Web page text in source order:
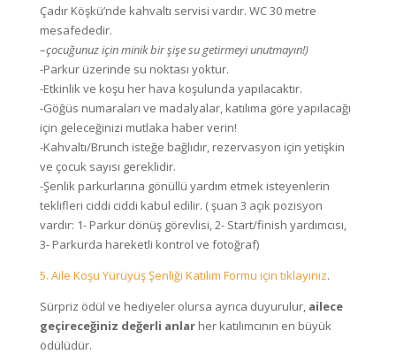
Çadır Köşkü’nde kahvaltı servisi vardır. WC 30 metre
mesafededir.
–çocuğunuz için minik bir şişe su getirmeyi unutmayın!)
-Parkur üzerinde su noktası yoktur.
-Etkinlik ve koşu her hava koşulunda yapılacaktır.
-Göğüs numaraları ve madalyalar, katılıma göre yapılacağı
için geleceğinizi mutlaka haber verin!
-Kahvaltı/Brunch isteğe bağlıdır, rezervasyon için yetişkin
ve çocuk sayısı gereklidir.
-Şenlik parkurlarına gönüllü yardım etmek isteyenlerin
teklifleri ciddi ciddi kabul edilir. ( şuan 3 açık pozisyon
vardır: 1- Parkur dönüş görevlisi, 2- Start/finish yardımcısı,
3- Parkurda hareketli kontrol ve fotoğraf)
5. Aile Koşu Yürüyüş Şenliği Katılım Formu için tıklayınız.
Sürpriz ödül ve hediyeler olursa ayrıca duyurulur, ailece
geçireceğiniz değerli anlarher katılımcının en büyük
ödülüdür.